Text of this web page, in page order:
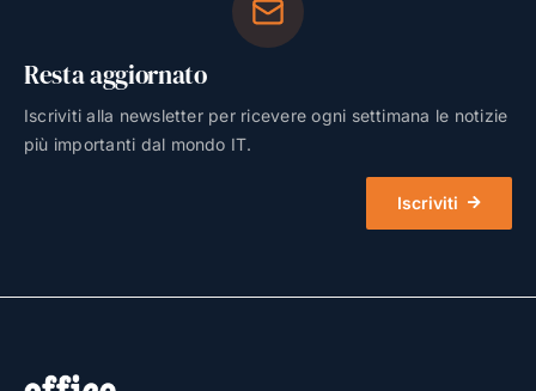
Resta aggiornato
Iscriviti alla newsletter per ricevere ogni settimana le notizie
più importanti dal mondo IT.
Iscriviti